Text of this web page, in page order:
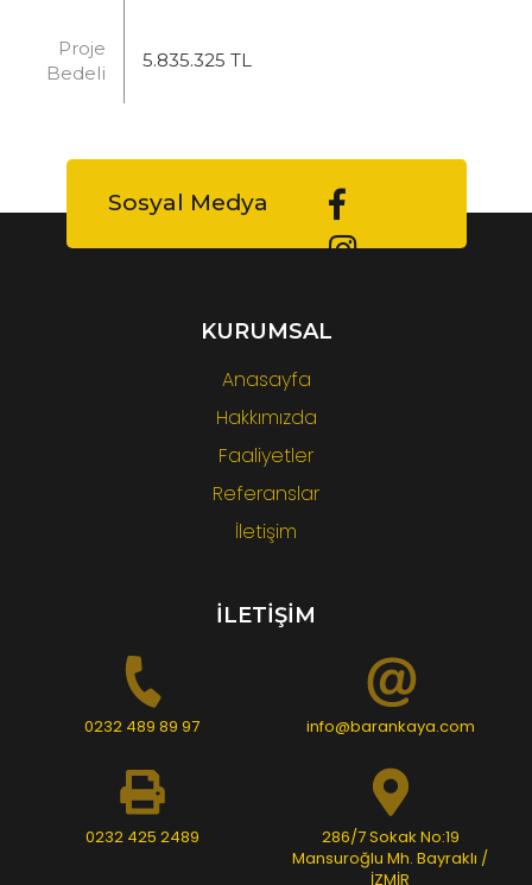
Proje
Bedeli
5.835.325 TL
Sosyal Medya
KURUMSAL
Anasayfa
Hakkımızda
Faaliyetler
Referanslar
İletişim
İLETİŞİM
0232 489 89 97 info@barankaya.com
0232 425 2489
286/7 Sokak No:19
Mansuroğlu Mh. Bayraklı /
İZMİR